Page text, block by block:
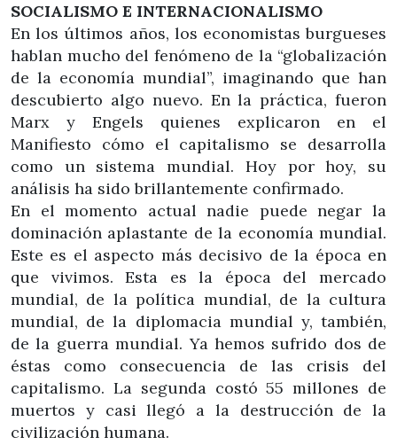
SOCIALISMO E INTERNACIONALISMO
En los últimos años, los economistas burgueses
hablan mucho del fenómeno de la “globalización
de la economía mundial”, imaginando que han
descubierto algo nuevo. En la práctica, fueron
Marx y Engels quienes explicaron en el
Manifiesto cómo el capitalismo se desarrolla
como un sistema mundial. Hoy por hoy, su
análisis ha sido brillantemente confirmado.
En el momento actual nadie puede negar la
dominación aplastante de la economía mundial.
Este es el aspecto más decisivo de la época en
que vivimos. Esta es la época del mercado
mundial, de la política mundial, de la cultura
mundial, de la diplomacia mundial y, también,
de la guerra mundial. Ya hemos sufrido dos de
éstas como consecuencia de las crisis del
capitalismo. La segunda costó 55 millones de
muertos y casi llegó a la destrucción de la
civilización humana.